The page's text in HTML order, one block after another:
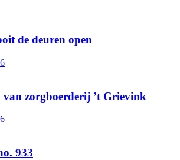
de deuren open
van zorgboerderij ’t Grievink
933